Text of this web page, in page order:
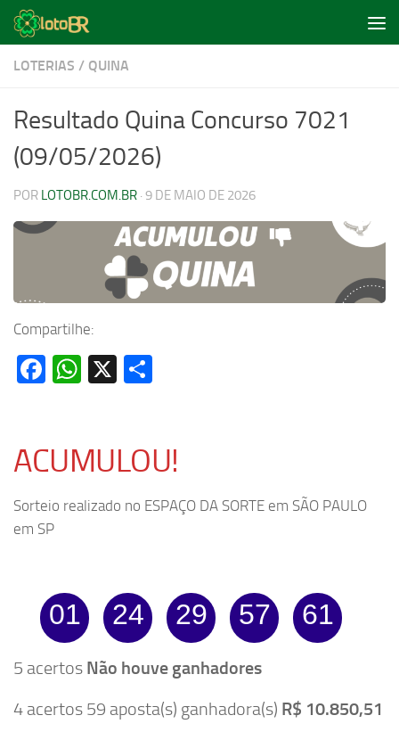
Skip to content
LOTERIAS / QUINA
Resultado Quina Concurso 7021
(09/05/2026)
POR LOTOBR.COM.BR · 9 DE MAIO DE 2026
Compartilhe:
Facebook
WhatsApp
X
ACUMULOU!
Sorteio realizado no ESPAÇO DA SORTE em SÃO PAULO
em SP
01 24 29 57 61
5 acertos Não houve ganhadores
4 acertos 59 aposta(s) ganhadora(s) R$ 10.850,51